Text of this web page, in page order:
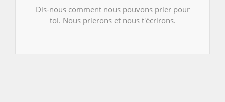
Dis-nous comment nous pouvons prier pour
toi. Nous prierons et nous t'écrirons.